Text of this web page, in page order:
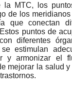
la MTC, los
de los
que conectan
puntos de
diferentes
estimulan
y armonizar el
mejorar la salud